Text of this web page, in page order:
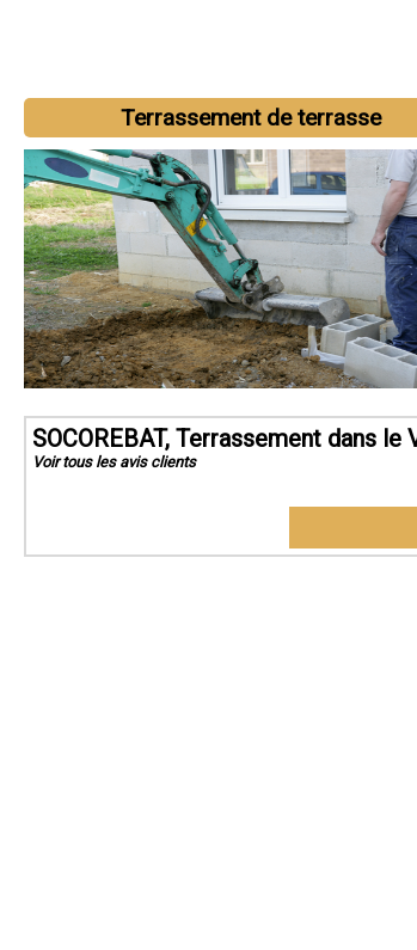
Terrassement de terrasse
SOCOREBAT, Terrassement dans le
Voir tous les avis clients